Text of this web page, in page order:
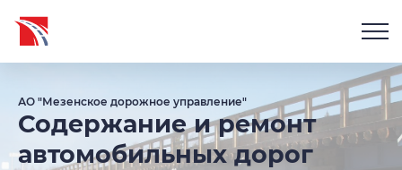
АО "Мезенское дорожное управление"
Содержание и ремонт
автомобильных дорог